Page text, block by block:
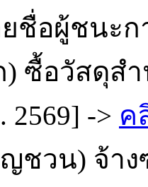
ชื่อผู้ชนะก
ซื้อวัสดุส
2569] -> ค
ชวน) จ้า